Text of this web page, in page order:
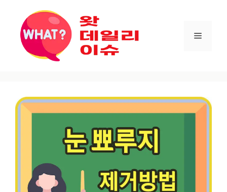
건너뛰기
메뉴